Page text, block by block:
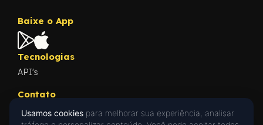
Baixe o App
Tecnologias
API's
Contato
Fale com a nossa equipe
Conteúdos
Usamos cookies para melhorar sua experiência, analisar